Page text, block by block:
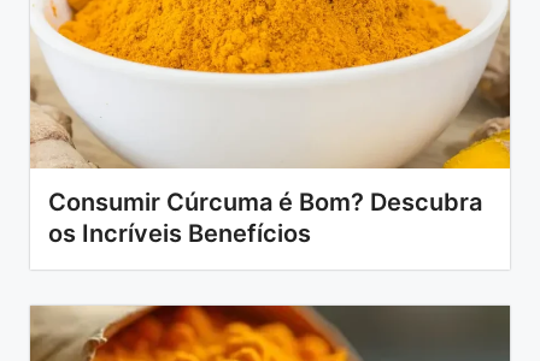
Consumir Cúrcuma é Bom? Descubra
os Incríveis Benefícios